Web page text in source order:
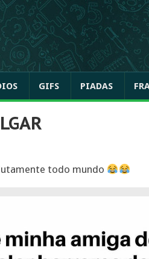
GIFS PIADAS
todo mundo